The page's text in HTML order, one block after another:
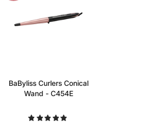
BaByliss Curlers Conical
Wand - C454E